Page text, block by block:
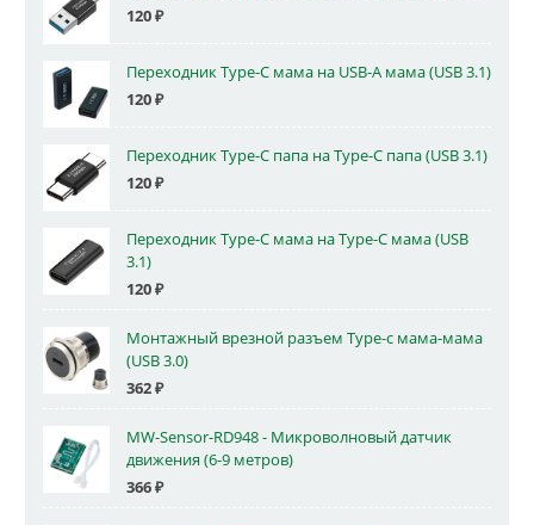
120₽
Переходник Type-C мама на USB-A мама (USB 3.1)
120₽
Переходник Type-C папа на Type-C папа (USB 3.1)
120₽
Переходник Type-C мама на Type-C мама (USB
3.1)
120₽
Монтажный врезной разъем Type-c мама-мама
(USB 3.0)
362₽
MW-Sensor-RD948 - Микроволновый датчик
движения (6-9 метров)
366₽